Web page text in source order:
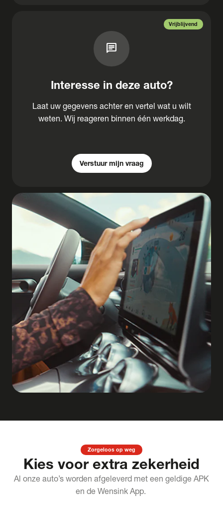
Vrijblijvend
chat
Interesse in deze auto?
Laat uw gegevens achter en vertel wat u wilt
weten. Wij reageren binnen één werkdag.
Verstuur mijn vraag
Zorgeloos op weg
Kies voor extra zekerheid
Al onze auto’s worden afgeleverd met een geldige APK
en de Wensink App.